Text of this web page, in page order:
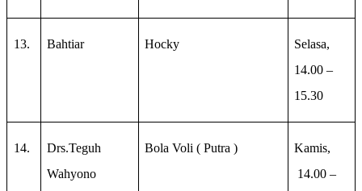
13. Bahtiar Hocky
Selasa,
14.00 –
15.30
14.
Drs.Teguh
Wahyono
Bola Voli ( Putra )
Kamis,
14.00 –